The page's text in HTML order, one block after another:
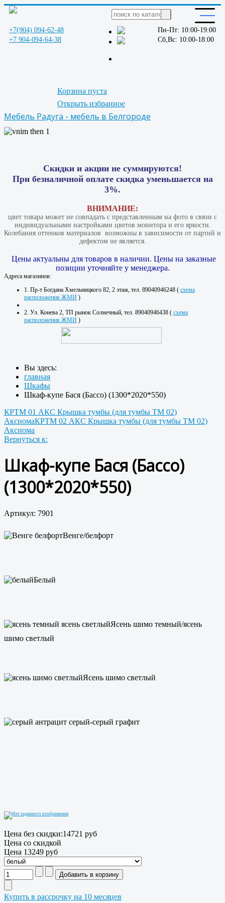
+7(904) 094-62-48
+7 904-094-64-38
Пн-Пт: 10:00-19:00
Сб,Вс: 10:00-18:00
Корзина пуста
Открыть избранное
Мебель Радуга - мебель в Белгороде
Скидки и акции не суммируются!
При безналичной оплате скидка уменьшается на
3%.
ВНИМАНИЕ:
цвет товара может не совпадать с представленным на фото в связи с
индивидуальными настройками цветов монитора и его яркости.
Колебания оттенков материалов​ ​ возможны в зависимости от партий и
дефектом не является.
Цены актуальны для товаров в наличии. Цены на заказные
позиции уточняйте у менеджера.
Адреса магазинов:
1. Пр-т Богдана Хмельницкого 82, 2 этаж, тел. 89040946248 ( схема
расположения ЖМИ )
2. Ул. Конева 2, ТП рынок Солнечный, тел. 89040946438 ( схема
расположения ЖМИ )
Вы здесь:
главная
Шкафы
Шкаф-купе Бася (Бассо) (1300*2020*550)
КРТМ 01 АКС Крышка тумбы (для тумбы ТМ 02)
АксиомаКРТМ 02 АКС Крышка тумбы (для тумбы ТМ 02)
Аксиома
Вернуться к:
Шкаф-купе Бася (Бассо)
(1300*2020*550)
Артикул: 7901
Венге/белфорт
Белый
Ясень шимо темный/ясень
шимо светлый
Ясень шимо светлый
серый-серый графит
Цена без скидки:14721 руб
Цена со скидкой
Цена 13249 руб
Купить в рассрочку на 10 месяцев